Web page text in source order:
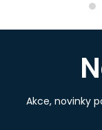
Akce, novinky